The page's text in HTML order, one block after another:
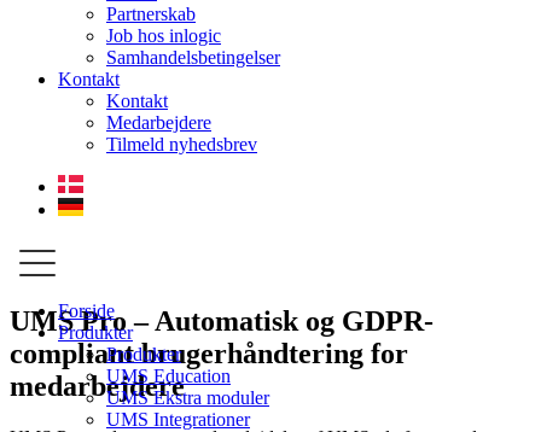
Partnerskab
Job hos inlogic
Samhandelsbetingelser
Kontakt
Kontakt
Medarbejdere
Tilmeld nyhedsbrev
Forside
Produkter
Produkter
UMS Education
UMS Ekstra moduler
UMS Integrationer
UMS Pro – Automatisk og GDPR-
compliant brugerhåndtering for
medarbejdere